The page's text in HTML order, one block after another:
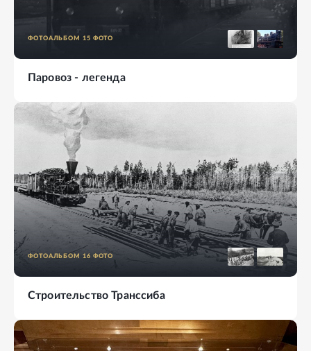
ФОТОАЛЬБОМ 15 ФОТО
Паровоз - легенда
ФОТОАЛЬБОМ 16 ФОТО
Строительство Транссиба